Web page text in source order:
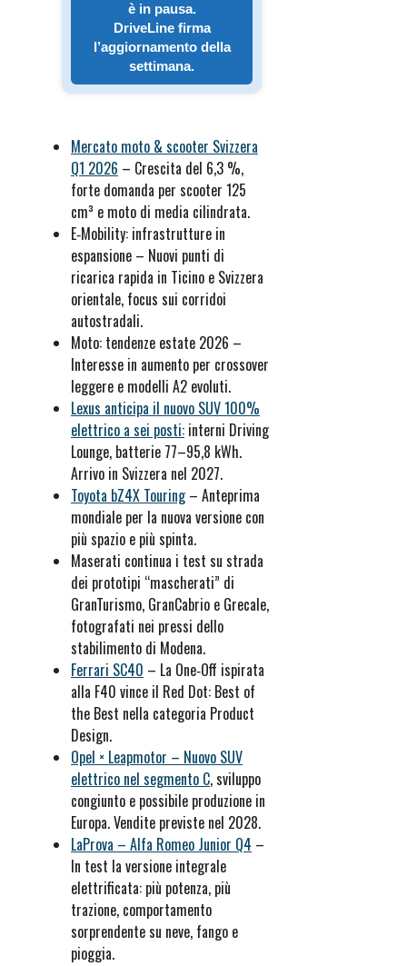
è in pausa.
DriveLine firma
l’aggiornamento della
settimana.
Mercato moto & scooter Svizzera
Q1 2026 – Crescita del 6,3 %,
forte domanda per scooter 125
cm³ e moto di media cilindrata.
E‑Mobility: infrastrutture in
espansione – Nuovi punti di
ricarica rapida in Ticino e Svizzera
orientale, focus sui corridoi
autostradali.
Moto: tendenze estate 2026 –
Interesse in aumento per crossover
leggere e modelli A2 evoluti.
Lexus anticipa il nuovo SUV 100%
elettrico a sei posti: interni Driving
Lounge, batterie 77–95,8 kWh.
Arrivo in Svizzera nel 2027.
Toyota bZ4X Touring– Anteprima
mondiale per la nuova versione con
più spazio e più spinta.
Maserati continua i test su strada
dei prototipi “mascherati” di
GranTurismo, GranCabrio e Grecale,
fotografati nei pressi dello
stabilimento di Modena.
Ferrari SC40 – La One‑Off ispirata
alla F40 vince il Red Dot: Best of
the Best nella categoria Product
Design.
Opel × Leapmotor – Nuovo SUV
elettrico nel segmento C, sviluppo
congiunto e possibile produzione in
Europa. Vendite previste nel 2028.
LaProva – Alfa Romeo Junior Q4 –
In test la versione integrale
elettrificata: più potenza, più
trazione, comportamento
sorprendente su neve, fango e
pioggia.